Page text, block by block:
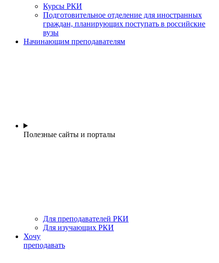
Курсы РКИ
Подготовительное отделение для иностранных
граждан, планирующих поступать в российские
вузы
Начинающим преподавателям
Полезные сайты и порталы
Для преподавателей РКИ
Для изучающих РКИ
Хочу
преподавать